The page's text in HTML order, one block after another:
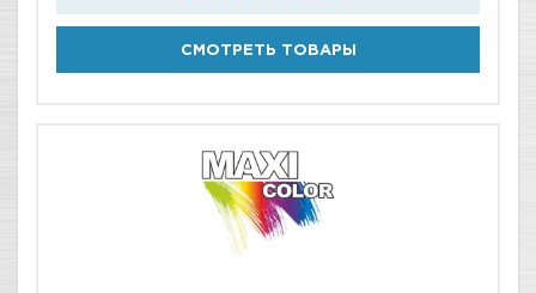
СМОТРЕТЬ ТОВАРЫ